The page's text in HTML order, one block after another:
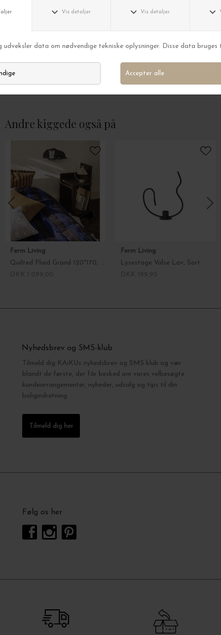
Udendørs voksalter lys 10,5x25 cm
Andre kiggede også på
Ferm Living
Quilted Plaid Grand 120*170, Choco/Bright Blue
Ferm Living
Lysestage Valse Lav, Sort
Nyhedsbrev og SMS-klub
Tilmeld dig KAiKUs nyhedsbrev og SMS klub og vær
blandt de første, der får besked om vores velbesøgte
kundearrangementer, nyheder, udsalg og tips til din
boligindretning.
Tilmeld dig her
Følg os her